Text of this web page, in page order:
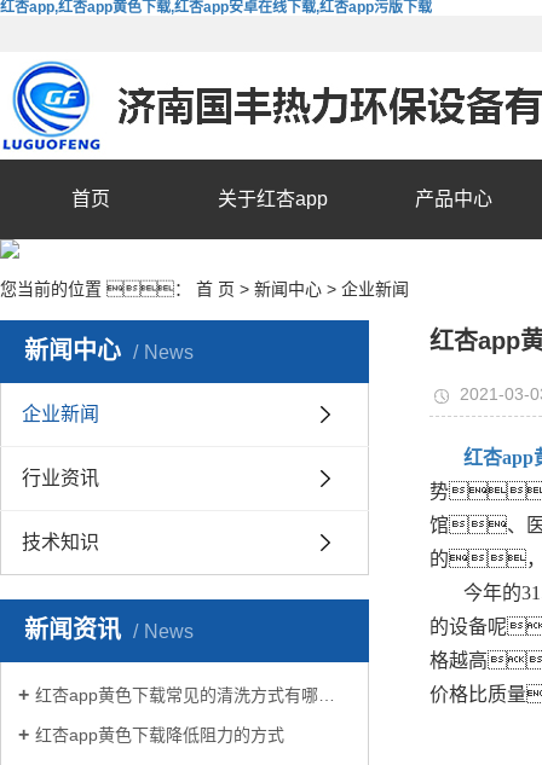
红杏app,红杏app黄色下载,红杏app安卓在线下载,红杏app污版下载
首页 关于红杏app 产品中心
您当前的位置 ： 首 页 > 新闻中心 > 企业新闻
新闻中心 News
企业新闻
行业资讯
技术知识
新闻资讯 News
红杏app黄色下载常见的清洗方式有哪些？
红杏app黄色下载降低阻力的方式
红杏app
2021-03-
红杏app
势
馆、医
的，
今年的
的设备呢
格越高
价格比质